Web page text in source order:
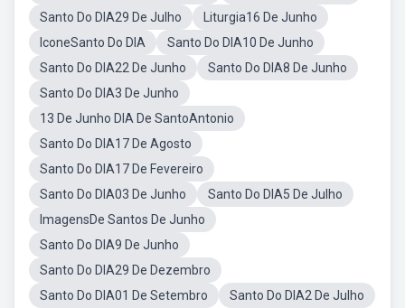
Santo Do DIA29 De Julho
Liturgia16 De Junho
IconeSanto Do DIA
Santo Do DIA10 De Junho
Santo Do DIA22 De Junho
Santo Do DIA8 De Junho
Santo Do DIA3 De Junho
13 De Junho DIA De SantoAntonio
Santo Do DIA17 De Agosto
Santo Do DIA17 De Fevereiro
Santo Do DIA03 De Junho
Santo Do DIA5 De Julho
ImagensDe Santos De Junho
Santo Do DIA9 De Junho
Santo Do DIA29 De Dezembro
Santo Do DIA01 De Setembro
Santo Do DIA2 De Julho